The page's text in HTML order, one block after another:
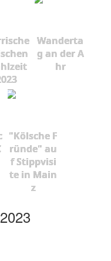
Wanderta
g an der A
hr
"Kölsche F
ründe" au
f Stippvisi
te in Main
z